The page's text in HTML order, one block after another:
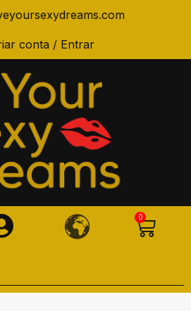
conta / Entrar
0